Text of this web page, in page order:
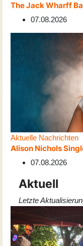
The Jack Wharff
07.08.2026
Aktuelle Nachrichten
Alison Nichols
07.08.2026
Aktuell
Letzte